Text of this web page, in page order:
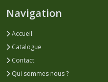
Navigation
Accueil
Catalogue
Contact
Qui sommes nous ?